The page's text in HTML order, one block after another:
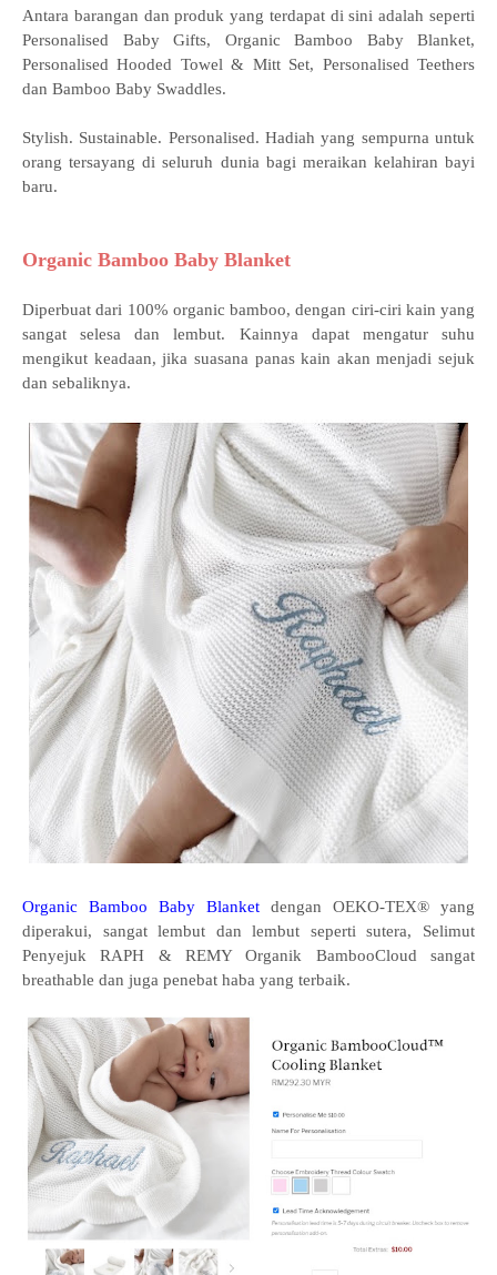
Antara barangan dan produk yang terdapat di sini adalah seperti
Personalised Baby Gifts, Organic Bamboo Baby Blanket,
Personalised Hooded Towel & Mitt Set, Personalised Teethers
dan Bamboo Baby Swaddles.
Stylish. Sustainable. Personalised. Hadiah yang sempurna untuk
orang tersayang di seluruh dunia bagi meraikan kelahiran bayi
baru.
Organic Bamboo Baby Blanket
Diperbuat dari 100% organic bamboo, dengan ciri-ciri kain yang
sangat selesa dan lembut. Kainnya dapat mengatur suhu
mengikut keadaan, jika suasana panas kain akan menjadi sejuk
dan sebaliknya.
Organic Bamboo Baby Blanket dengan OEKO-TEX® yang
diperakui, sangat lembut dan lembut seperti sutera, Selimut
Penyejuk RAPH & REMY Organik BambooCloud sangat
breathable dan juga penebat haba yang terbaik.